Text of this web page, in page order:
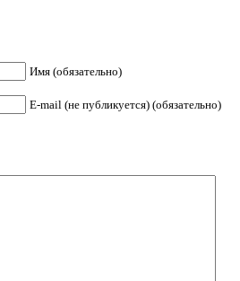
Имя (обязательно)
E-mail (не публикуется) (обязательно)